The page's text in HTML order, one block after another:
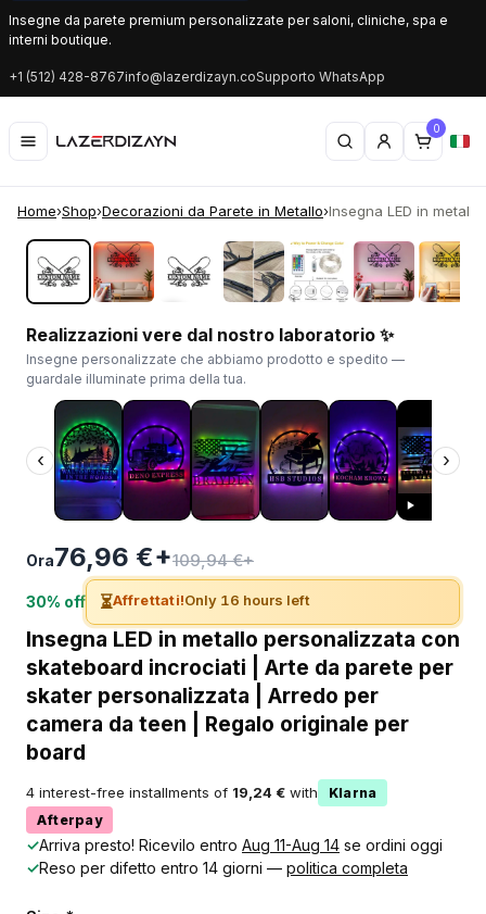
Insegne da parete premium personalizzate per saloni, cliniche, spa e
interni boutique.
+1 (512) 428-8767info@lazerdizayn.coSupporto WhatsApp
0
Home›Shop›Decorazioni da Parete in Metallo›Insegna LED in
‹ ›
Realizzazioni vere dal nostro laboratorio ✨
Insegne personalizzate che abbiamo prodotto e spedito —
guardale illuminate prima della tua.
‹ ›
Ora76,96 €+109,94 €+
30% off ⏳Affrettati!Only 16 hours left
Insegna LED in metallo personalizzata con
skateboard incrociati | Arte da parete per
skater personalizzata | Arredo per
camera da teen | Regalo originale per
board
4 interest-free installments of 19,24 € with
Klarna
Afterpay
✓Arriva presto! Ricevilo entro Aug 11-Aug 14 se ordini oggi
✓Reso per difetto entro 14 giorni — politica completa